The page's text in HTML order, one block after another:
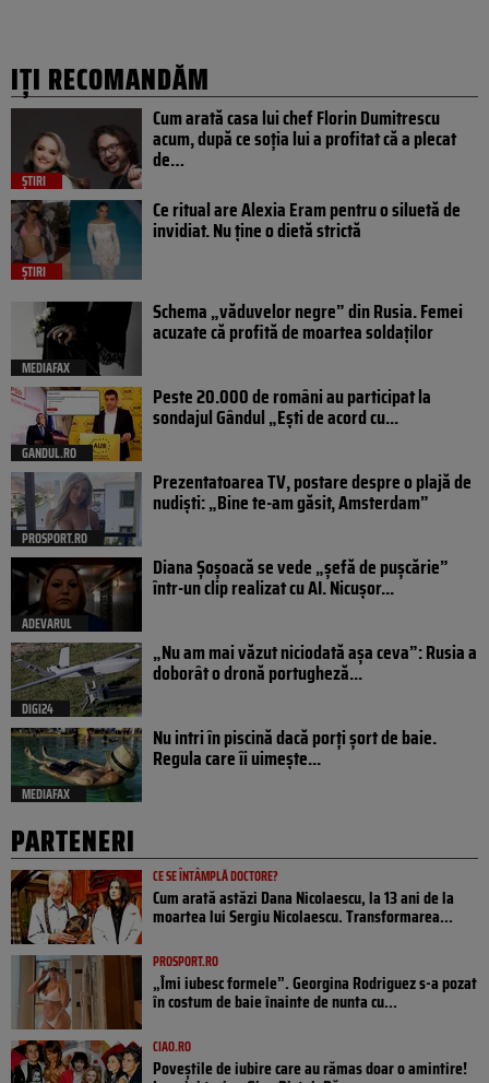
IȚI RECOMANDĂM
ȘTIRI
Cum arată casa lui chef Florin Dumitrescu
acum, după ce soția lui a profitat că a plecat
de…
ȘTIRI
Ce ritual are Alexia Eram pentru o siluetă de
invidiat. Nu ține o dietă strictă
MEDIAFAX
Schema „văduvelor negre” din Rusia. Femei
acuzate că profită de moartea soldaților
GANDUL.RO
Peste 20.000 de români au participat la
sondajul Gândul „Ești de acord cu...
PROSPORT.RO
Prezentatoarea TV, postare despre o plajă de
nudiști: „Bine te-am găsit, Amsterdam”
ADEVARUL
Diana Șoșoacă se vede „șefă de pușcărie”
într-un clip realizat cu AI. Nicușor...
DIGI24
„Nu am mai văzut niciodată așa ceva”: Rusia a
doborât o dronă portugheză...
MEDIAFAX
Nu intri în piscină dacă porți șort de baie.
Regula care îi uimește...
PARTENERI
CE SE ÎNTÂMPLĂ DOCTORE?
Cum arată astăzi Dana Nicolaescu, la 13 ani de la
moartea lui Sergiu Nicolaescu. Transformarea...
PROSPORT.RO
„Îmi iubesc formele”. Georgina Rodriguez s-a pozat
în costum de baie înainte de nunta cu...
CIAO.RO
Poveştile de iubire care au rămas doar o amintire!